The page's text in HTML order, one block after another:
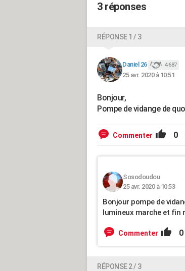
3 réponses
RÉPONSE 1 / 3
Daniel 26 4 687
25 avr. 2020 à 10:51
Bonjour,
Pompe de vidange de
Commenter 0
Sosodoudou
25 avr. 2020 à 10:53
Bonjour pompe de
lumineux marche et fin
Commenter 0
RÉPONSE 2 / 3